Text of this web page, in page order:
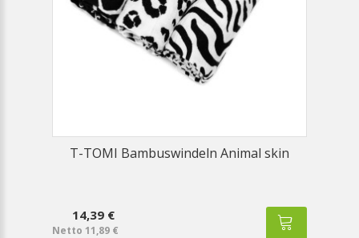
T-TOMI Bambuswindeln Animal skin
14,39 €
Netto 11,89 €